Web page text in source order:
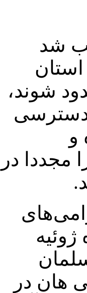
شد
استان
شوند،
دسترسی
و
مجددا در
هان در